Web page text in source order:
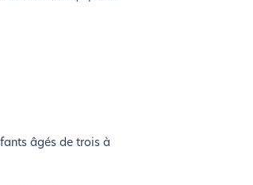
âgés de trois à